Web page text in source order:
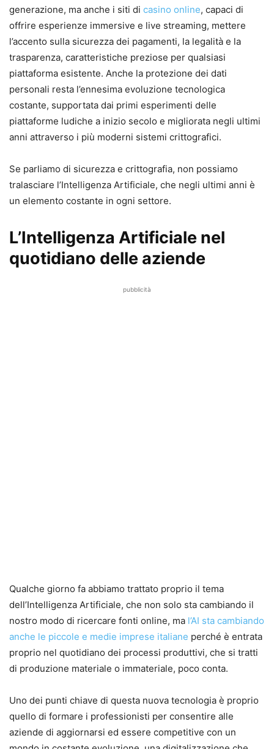
generazione, ma anche i siti di casino online, capaci di
offrire esperienze immersive e live streaming, mettere
l’accento sulla sicurezza dei pagamenti, la legalità e la
trasparenza, caratteristiche preziose per qualsiasi
piattaforma esistente. Anche la protezione dei dati
personali resta l’ennesima evoluzione tecnologica
costante, supportata dai primi esperimenti delle
piattaforme ludiche a inizio secolo e migliorata negli ultimi
anni attraverso i più moderni sistemi crittografici.
Se parliamo di sicurezza e crittografia, non possiamo
tralasciare l’Intelligenza Artificiale, che negli ultimi anni è
un elemento costante in ogni settore.
L’Intelligenza Artificiale nel
quotidiano delle aziende
pubblicità
Qualche giorno fa abbiamo trattato proprio il tema
dell’Intelligenza Artificiale, che non solo sta cambiando il
nostro modo di ricercare fonti online, ma l’AI sta cambiando
anche le piccole e medie imprese italiane perché è entrata
proprio nel quotidiano dei processi produttivi, che si tratti
di produzione materiale o immateriale, poco conta.
Uno dei punti chiave di questa nuova tecnologia è proprio
quello di formare i professionisti per consentire alle
aziende di aggiornarsi ed essere competitive con un